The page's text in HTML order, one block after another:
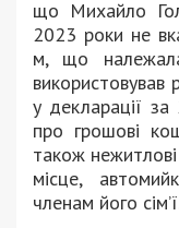
що Михайло
2023 роки не
м, що
використовував
у декларації за
про грошові
також
місце,
членам його